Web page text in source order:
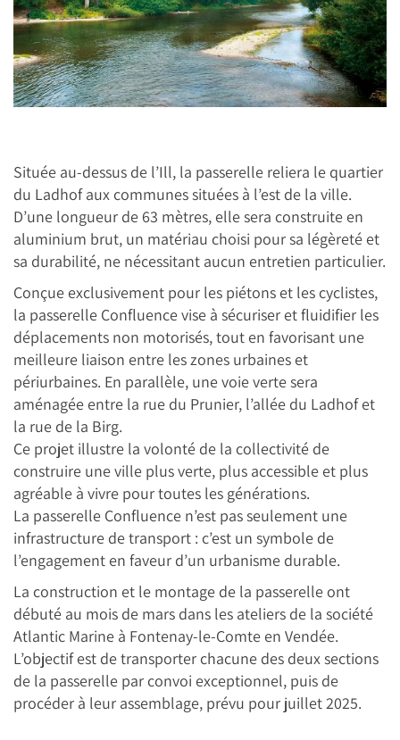
Située au-dessus de l’Ill, la passerelle reliera le quartier
du Ladhof aux communes situées à l’est de la ville.
D’une longueur de 63 mètres, elle sera construite en
aluminium brut, un matériau choisi pour sa légèreté et
sa durabilité, ne nécessitant aucun entretien particulier.
Conçue exclusivement pour les piétons et les cyclistes,
la passerelle Confluence vise à sécuriser et fluidifier les
déplacements non motorisés, tout en favorisant une
meilleure liaison entre les zones urbaines et
périurbaines. En parallèle, une voie verte sera
aménagée entre la rue du Prunier, l’allée du Ladhof et
la rue de la Birg.
Ce projet illustre la volonté de la collectivité de
construire une ville plus verte, plus accessible et plus
agréable à vivre pour toutes les générations.
La passerelle Confluence n’est pas seulement une
infrastructure de transport : c’est un symbole de
l’engagement en faveur d’un urbanisme durable.
La construction et le montage de la passerelle ont
débuté au mois de mars dans les ateliers de la société
Atlantic Marine à Fontenay-le-Comte en Vendée.
L’objectif est de transporter chacune des deux sections
de la passerelle par convoi exceptionnel, puis de
procéder à leur assemblage, prévu pour juillet 2025.